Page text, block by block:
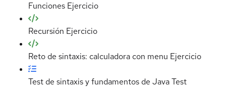
Funciones Ejercicio
Recursión Ejercicio
Reto de sintaxis: calculadora con menu Ejercicio
Test de sintaxis y fundamentos de JavaTest